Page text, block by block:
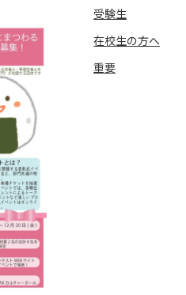
受験生
在校生の方へ
重要